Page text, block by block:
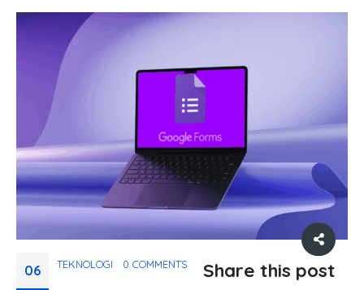
Share this post
06 TEKNOLOGI 0 COMMENTS